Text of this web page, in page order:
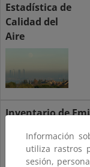
Estadística de
Calidad del
Aire
Inventario de
Información
utiliza rastros
sesión,